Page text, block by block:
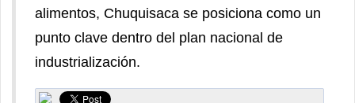
alimentos, Chuquisaca se posiciona como un
punto clave dentro del plan nacional de
industrialización.